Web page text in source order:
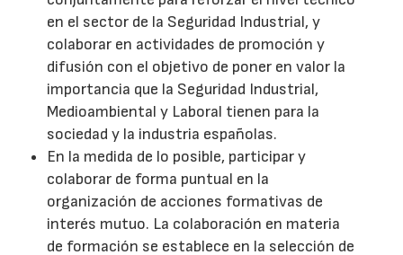
en el sector de la Seguridad Industrial, y
colaborar en actividades de promoción y
difusión con el objetivo de poner en valor la
importancia que la Seguridad Industrial,
Medioambiental y Laboral tienen para la
sociedad y la industria españolas.
En la medida de lo posible, participar y
colaborar de forma puntual en la
organización de acciones formativas de
interés mutuo. La colaboración en materia
de formación se establece en la selección de